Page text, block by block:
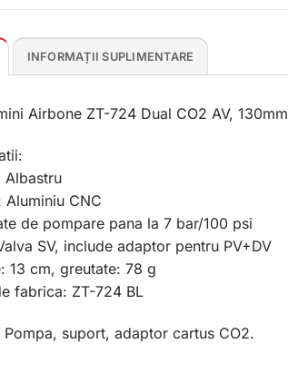
INFORMAȚII SUPLIMENTARE
Airbone ZT-724 Dual CO2 AV,
Albastru
Aluminiu CNC
de pompare pana la 7 bar/100 psi
SV, include adaptor pentru PV+DV
13 cm, greutate: 78 g
fabrica: ZT-724 BL
Pompa, suport, adaptor cartus CO2.